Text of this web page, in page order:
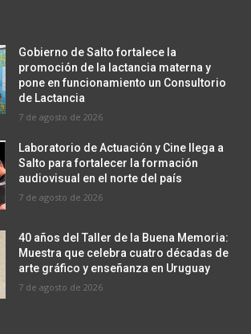
Gobierno de Salto fortalece la
promoción de la lactancia materna y
pone en funcionamiento un Consultorio
de Lactancia
7 de agosto de 2026
Laboratorio de Actuación y Cine llega a
Salto para fortalecer la formación
audiovisual en el norte del país
7 de agosto de 2026
40 años del Taller de la Buena Memoria:
Muestra que celebra cuatro décadas de
arte gráfico y enseñanza en Uruguay
7 de agosto de 2026